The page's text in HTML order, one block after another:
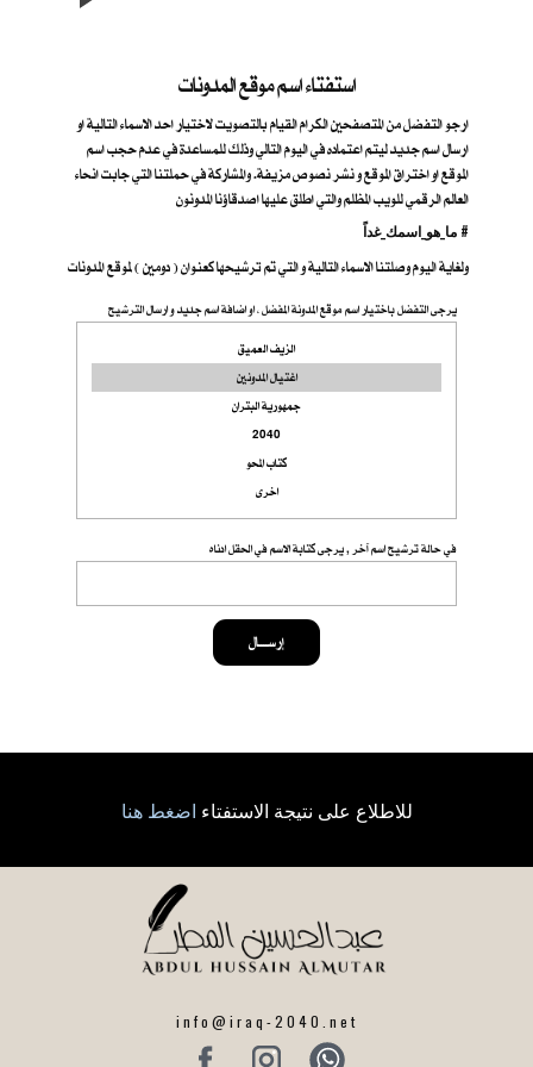
استفتاء اسم موقع المدونات
ارجو التفضل من المتصفحين الكرام القيام بالتصويت لاختيار احد الاسماء التالية او
ارسال اسم جديد ليتم اعتماده في اليوم التالي وذلك للمساعدة في عدم حجب اسم
الموقع او اختراق الموقع و نشر نصوص مزيفة. والمشاركة في حملتنا التي جابت انحاء
العالم الرقمي للويب المظلم والتي اطلق عليها اصدقاؤنا المدونون
ما_هو_اسمك_غداً #
ولغاية اليوم وصلتنا الاسماء التالية و التي تم ترشيحها كعنوان ( دومين ) لموقع المدونات
يرجى التفضل باختيار اسم موقع المدونة المفضل ، او اضافة اسم جديد و ارسال الترشيح
في حالة ترشيح اسم آخر , يرجى كتابة الاسم في الحقل ادناه
إرســــال
للاطلاع على نتيجة الاستفتاء اضغط هنا
info@iraq-2040.net